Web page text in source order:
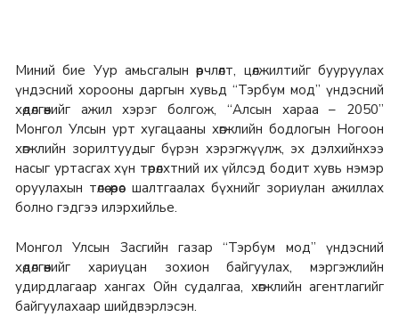
Миний бие Уур амьсгалын өөрчлөлт, цөлжилтийг бууруулах
үндэсний хорооны даргын хувьд “Тэрбум мод” үндэсний
хөдөлгөөнийг ажил хэрэг болгож, “Алсын хараа – 2050”
Монгол Улсын урт хугацааны хөгжлийн бодлогын Ногоон
хөгжлийн зорилтуудыг бүрэн хэрэгжүүлж, эх дэлхийнхээ
насыг уртасгах хүн төрөлхтний их үйлсэд бодит хувь нэмэр
оруулахын төлөө өөрөөс шалтгаалах бүхнийг зориулан ажиллах
болно гэдгээ илэрхийлье.
Монгол Улсын Засгийн газар “Тэрбум мод” үндэсний
хөдөлгөөнийг хариуцан зохион байгуулах, мэргэжлийн
удирдлагаар хангах Ойн судалгаа, хөгжлийн агентлагийг
байгуулахаар шийдвэрлэсэн.